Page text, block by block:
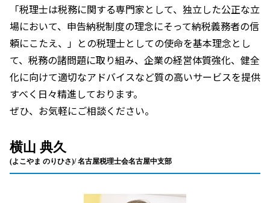
「税理士は税務に関する専門家として、独立した公正な立
場において、申告納税制度の理念にそって納税義務者の信
頼にこたえ、」との税理士としての使命を基本理念とし
て、税務の諸問題に取り組み、企業の経営体質強化、健全
化に向けて適切なアドバイスなど質の高いサービスを提供
すべく日々精進しております。
ぜひ、お気軽にご相談ください。
横山 典久
(よこやま のりひさ)/ 名古屋税理士会名古屋中支部